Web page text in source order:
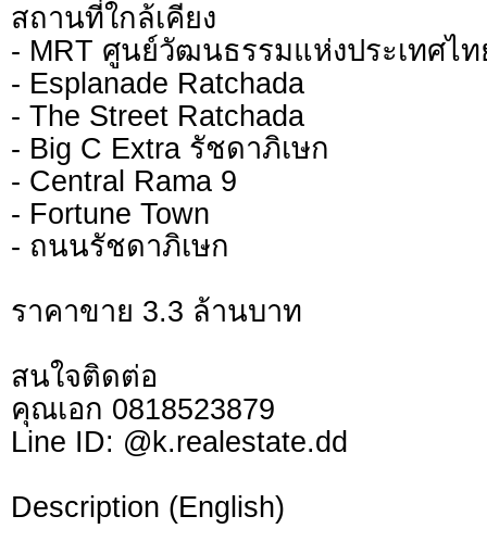
สถานที่ใกล้เคียง
- MRT ศูนย์วัฒนธรรมแห่งประเทศไท
- Esplanade Ratchada
- The Street Ratchada
- Big C Extra รัชดาภิเษก
- Central Rama 9
- Fortune Town
- ถนนรัชดาภิเษก
ราคาขาย 3.3 ล้านบาท
สนใจติดต่อ
คุณเอก 0818523879
Line ID: @k.realestate.dd
Description (English)